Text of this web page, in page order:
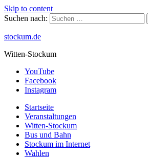
Skip to content
Suchen nach:
stockum.de
Witten-Stockum
YouTube
Facebook
Instagram
Startseite
Veranstaltungen
Witten-Stockum
Bus und Bahn
Stockum im Internet
Wahlen